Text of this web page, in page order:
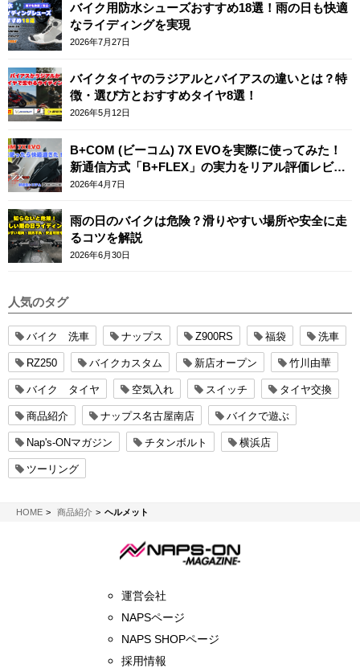
バイク用防水シューズおすすめ18選！雨の日も快適
なライディングを実現
2026年7月27日
バイクタイヤのラジアルとバイアスの違いとは？特
徴・選び方とおすすめタイヤ8選！
2026年5月12日
B+COM (ビーコム) 7X EVOを実際に使ってみた！
新通信方式「B+FLEX」の実力をリアル評価レビュ
ー
2026年4月7日
雨の日のバイクは危険？滑りやすい場所や安全に走
るコツを解説
2026年6月30日
人気のタグ
バイク 洗車 ナップス Z900RS 福袋 洗車
RZ250 バイクカスタム 新店オープン 竹川由華
バイク タイヤ 空気入れ スイッチ タイヤ交換
商品紹介 ナップス名古屋南店 バイクで遊ぶ
Nap's-ONマガジン チタンボルト 横浜店
ツーリング
HOMENAPS-ON マガジン
商品紹介 ヘルメット
運営会社
NAPSページ
NAPS SHOPページ
採用情報